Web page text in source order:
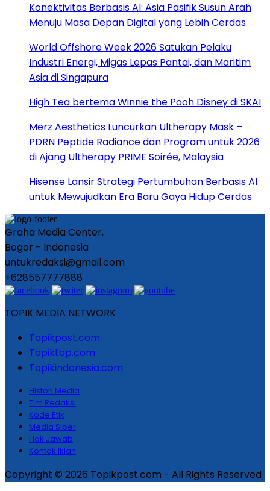
Konektivitas Berbasis AI: Asia Pasifik Susun Arah
Menuju Masa Depan Digital yang Lebih Cerdas
World Offshore Week 2026 Satukan Pelaku
Industri Energi, Migas Lepas Pantai, dan Maritim
Asia di Singapura
High Tea bertema Winnie the Pooh Disney di SKAI
Merz Aesthetics Luncurkan Ultherapy Mask –
PDRN Peptide Radiance dan Program untuk 2026
di Ajang Ultherapy PRIME Soirée, Malaysia
Hisense Lansir Strategi Pertumbuhan Berbasis AI
untuk Mewujudkan Era Baru Gaya Hidup Cerdas
Graha Media Center,
Bogor - Indonesia
untukredaksi@gmail.com
+628557777888
TOPIK MEDIA NETWORK
Topikpost.com
Topiktop.com
Topikindonesia.com
Histori Media
Tim Redaksi
Kode Etik
Media Siber
Hak Jawab
Kontak Iklan
Copyright © 2026 Topikpost.com - All Rights Reserved